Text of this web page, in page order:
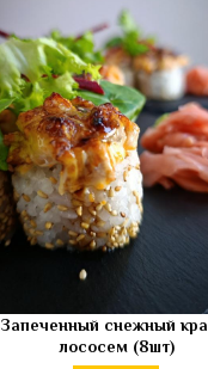
Запеченный снежный
лососем (8шт)